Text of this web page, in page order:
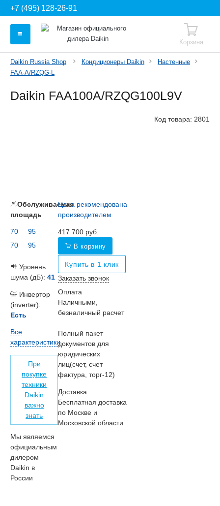
+7 (495) 128-26-91
Корзина
Daikin Russia Shop Кондиционеры Daikin
Настенные
FAA-A/RZQG-L
Daikin FAA100A/RZQG100L9V
Код товара: 2801
Цена рекомендована
производителем
417 700 руб.
В корзину
Купить в 1 клик
Заказать звонок
Оплата
Наличными,
безналичный расчет
Полный пакет
документов для
юридических
лиц(счет, счет
фактура, торг-12)
Доставка
Бесплатная доставка
по Москве и
Московской области
Обслуживаемая
площадь
70
95
70
95
Уровень
шума (дБ): 41
Инвертор
(inverter):
Есть
Все
характеристики
При
покупке
техники
Daikin
важно
знать
Мы являемся
официальным
дилером
Daikin в
России